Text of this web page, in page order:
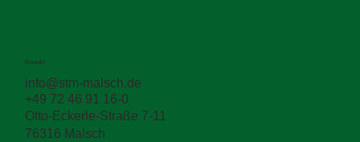
Zwischen den Schichten entscheidet sich
die Haltbarkeit
Kontakt
info@stm-malsch.de
+49 72 46 91 16-0
Otto-Eckerle-Straße 7-11
76316 Malsch